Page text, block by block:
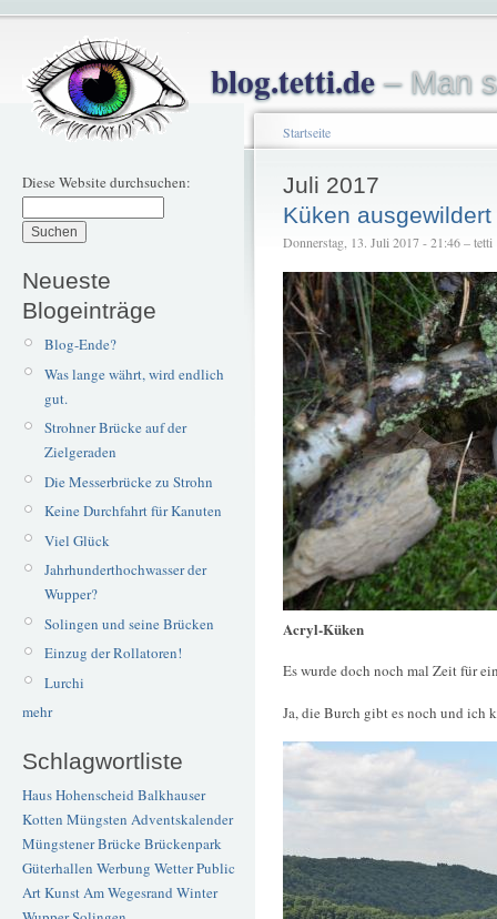
blog.tetti.de– Man
Diese Website durchsuchen:
Neueste
Blogeinträge
Blog-Ende?
Was lange währt, wird endlich
gut.
Strohner Brücke auf der
Zielgeraden
Die Messerbrücke zu Strohn
Keine Durchfahrt für Kanuten
Viel Glück
Jahrhunderthochwasser der
Wupper?
Solingen und seine Brücken
Einzug der Rollatoren!
Lurchi
mehr
Schlagwortliste
Haus Hohenscheid Balkhauser
Kotten Müngsten Adventskalender
Müngstener BrückeBrückenpark
Güterhallen Werbung WetterPublic
ArtKunstAm Wegesrand Winter
Startseite
Juli 2017
Küken ausgewildert
Donnerstag, 13. Juli 2017 - 21:46 – tetti
Acryl-Küken
Es wurde doch noch mal Zeit für
Ja, die Burch gibt es noch und ich